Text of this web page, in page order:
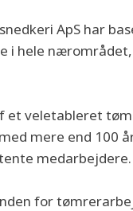
ApS har
i hele
et veletableret
mere end 100
medarbejdere.
for